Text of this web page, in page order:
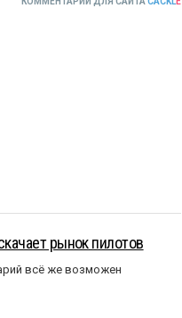
рынок пилотов
всё же возможен